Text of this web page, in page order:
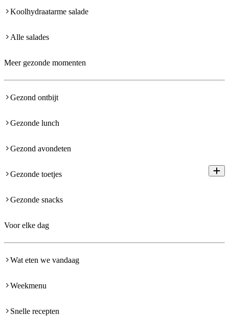
Koolhydraatarme salade
Alle salades
Meer gezonde momenten
Gezond ontbijt
Gezonde lunch
Gezond avondeten
Gezonde toetjes
Gezonde snacks
Voor elke dag
Wat eten we vandaag
Weekmenu
Snelle recepten